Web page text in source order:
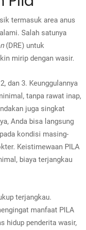
termasuk area anus
Salah satunya
(DRE) untuk
mirip dengan wasir.
dan 3. Keunggulannya
tanpa rawat inap,
juga singkat
Anda bisa langsung
kondisi masing-
Keistimewaan PILA
biaya terjangkau
terjangkau.
manfaat PILA
hidup penderita wasir,